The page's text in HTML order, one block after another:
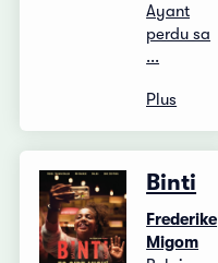
Ayant
perdu sa
...
Plus
Binti
Frederike
Migom